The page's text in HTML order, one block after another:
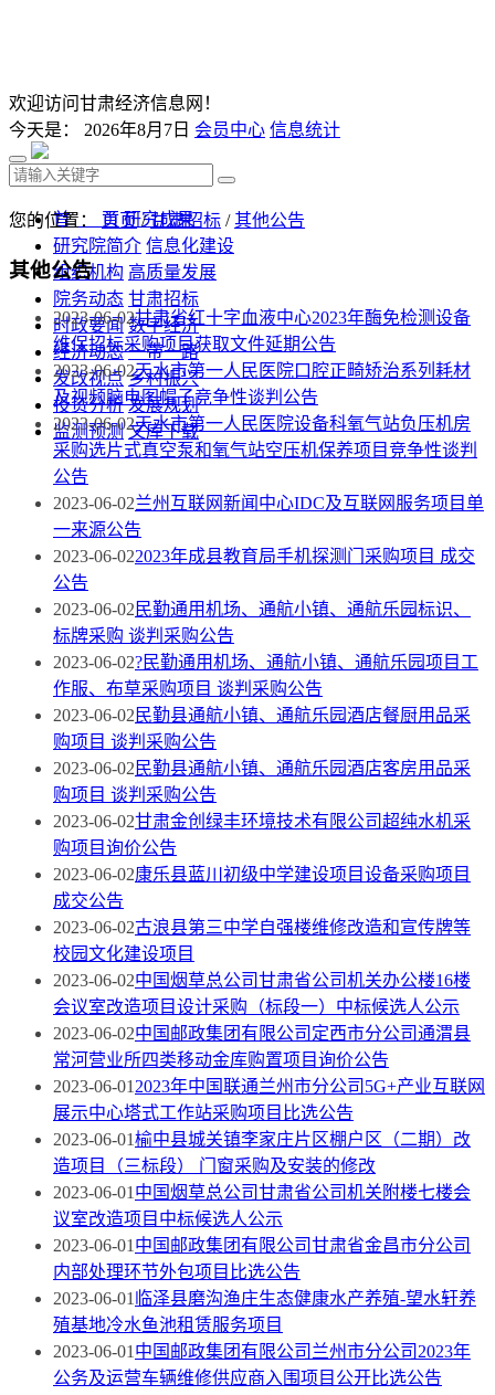
欢迎访问甘肃经济信息网！
今天是： 2026年8月7日 会员中心 信息统计
首 页 研究成果
研究院简介 信息化建设
组织机构 高质量发展
院务动态 甘肃招标
时政要闻 数字经济
经济动态 一带一路
发改视点 乡村振兴
投资分析 发展规划
监测预测 文库下载
您的位置： 首页/甘肃招标 /其他公告
其他公告
2023-06-02甘肃省红十字血液中心2023年酶免检测设备
维保招标采购项目获取文件延期公告
2023-06-02天水市第一人民医院口腔正畸矫治系列耗材
及视频脑电图帽子竞争性谈判公告
2023-06-02天水市第一人民医院设备科氧气站负压机房
采购选片式真空泵和氧气站空压机保养项目竞争性谈判
公告
2023-06-02兰州互联网新闻中心IDC及互联网服务项目单
一来源公告
2023-06-022023年成县教育局手机探测门采购项目 成交
公告
2023-06-02民勤通用机场、通航小镇、通航乐园标识、
标牌采购 谈判采购公告
2023-06-02?民勤通用机场、通航小镇、通航乐园项目工
作服、布草采购项目 谈判采购公告
2023-06-02民勤县通航小镇、通航乐园酒店餐厨用品采
购项目 谈判采购公告
2023-06-02民勤县通航小镇、通航乐园酒店客房用品采
购项目 谈判采购公告
2023-06-02甘肃金创绿丰环境技术有限公司超纯水机采
购项目询价公告
2023-06-02康乐县蓝川初级中学建设项目设备采购项目
成交公告
2023-06-02古浪县第三中学自强楼维修改造和宣传牌等
校园文化建设项目
2023-06-02中国烟草总公司甘肃省公司机关办公楼16楼
会议室改造项目设计采购（标段一）中标候选人公示
2023-06-02中国邮政集团有限公司定西市分公司通渭县
常河营业所四类移动金库购置项目询价公告
2023-06-012023年中国联通兰州市分公司5G+产业互联网
展示中心塔式工作站采购项目比选公告
2023-06-01榆中县城关镇李家庄片区棚户区（二期）改
造项目（三标段） 门窗采购及安装的修改
2023-06-01中国烟草总公司甘肃省公司机关附楼七楼会
议室改造项目中标候选人公示
2023-06-01中国邮政集团有限公司甘肃省金昌市分公司
内部处理环节外包项目比选公告
2023-06-01临泽县磨沟渔庄生态健康水产养殖-望水轩养
殖基地冷水鱼池租赁服务项目
2023-06-01中国邮政集团有限公司兰州市分公司2023年
公务及运营车辆维修供应商入围项目公开比选公告